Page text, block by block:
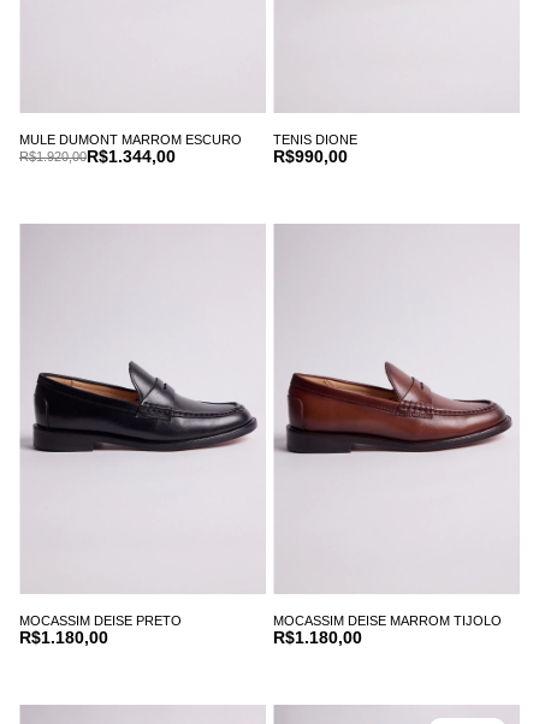
MULE DUMONT MARROM ESCURO
R$1.344,00
R$1.920,00
TENIS DIONE
R$990,00
MOCASSIM DEISE PRETO
R$1.180,00
MOCASSIM DEISE MARROM TIJOLO
R$1.180,00